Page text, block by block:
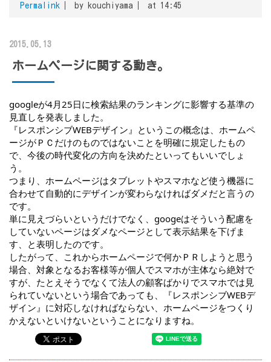
Permalink by kouchiyama at 14:45
2015.05.13
ホームページに関する動き。
googleが4月25日に検索結果のランキングに影響する基準の
見直しを発表しました。
『レスポンシブWEBデザイン』というこの概念は、ホームペ
ージがＰＣだけのものではないことを明確に規定したもの
で、今後の時代変化の方向を決めたといってもいいでしょ
う。
つまり、ホームページはタブレットやスマホなど使う機器に
合わせて自動的にデザインが変わらなければダメだと言うの
です。
単に見えづらいというだけでなく、googeはそういう配慮を
していないページはダメなページとして表示結果を下げま
す、と表明したのです。
したがって、これからホームページで何かＰＲしようと思う
場合、対象となるお客様等が個人でスマホが主体なら絶対で
すが、たとえそうでなくて法人の顧客ばかりでスマホでは見
られていないという場合であっても、『レスポンシブWEBデ
ザイン』に対応しなければならない、ホームページをつくり
かえないといけないということになりますね。